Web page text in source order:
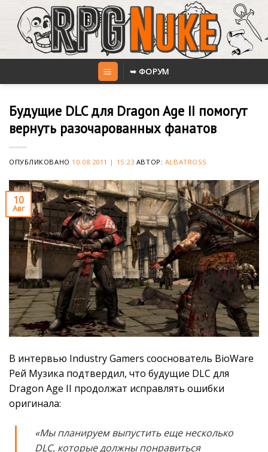
content
➥ ФОРУМ
Будущие DLC для Dragon Age II помогут
вернуть разочарованных фанатов
ОПУБЛИКОВАНО 10.08.2011 | 15:23 АВТОР: ALBATROSS
10
Авг
В интервью Industry Gamers сооснователь BioWare
Рей Музика подтвердил, что будущие DLC для
Dragon Age II продолжат исправлять ошибки
оригинала:
«Мы планируем выпустить еще несколько
DLC, которые должны понравиться